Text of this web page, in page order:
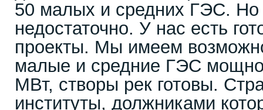
50 малых и средних ГЭС. Но
недостаточно. У нас есть
проекты. Мы имеем
малые и средние ГЭС
МВт, створы рек готовы.
институты, должниками